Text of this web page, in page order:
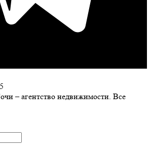
– агентство недвижимости. Все